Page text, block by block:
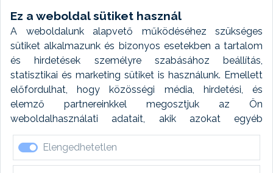
Ez a weboldal sütiket használ
A weboldalunk alapvető működéséhez szükséges
sütiket alkalmazunk és bizonyos esetekben a tartalom
és hirdetések személyre szabásához beállítás,
statisztikai és marketing sütiket is használunk. Emellett
előfordulhat, hogy közösségi média, hirdetési, és
elemző partnereinkkel megosztjuk az Ön
weboldalhasználati adatait, akik azokat egyéb
forrásokból gyűjtött adatokkal kombinálhatják. A sütik
elfogadásával kapcsolatosan naplózást végzünk és
ezen adatokat 6 hónap után automatikusan töröljük. A
Elengedhetetlen
Weboldal modul
Fényképtár extra modul
Autómosó modul
Feladatütemezés